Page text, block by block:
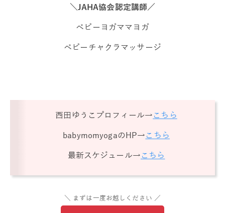
＼JAHA協会認定講師／
ベビーヨガママヨガ
ベビーチャクラマッサージ
西田ゆうこプロフィール→こちら
babymomyogaのHP→こちら
最新スケジュール→こちら
＼ まずは一度お越しください ／